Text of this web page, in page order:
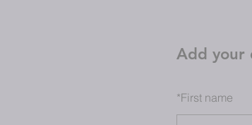
Add your
*First name